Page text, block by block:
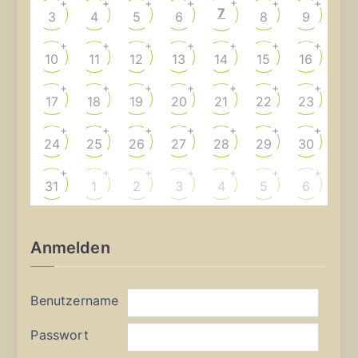
3
+
4
+
5
+
6
+
7 8
+
9
+
10
+
11
+
12
+
13
+
14
+
15
+
16
+
17
+
18
+
19
+
20
+
21
+
22
+
23
+
24
+
25
+
26
+
27
+
28
+
29
+
30
+
31
+
1
+
2
+
3
+
4
+
5
+
6
+
Anmelden
Benutzername
Passwort